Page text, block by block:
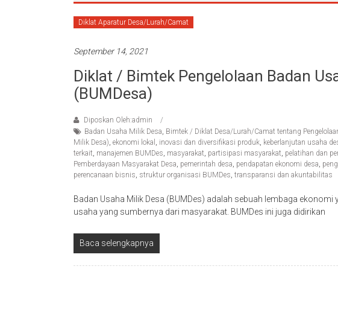
Diklat Aparatur Desa/Lurah/Camat
September 14, 2021
Diklat / Bimtek Pengelolaan Badan
(BUMDesa)
Diposkan Oleh:admin
Badan Usaha Milik Desa, Bimtek / Diklat Desa/Lurah/Camat tentang
Milik Desa), ekonomi lokal , inovasi dan diversifikasi produk, keberlanjutan usaha
terkait, manajemen BUMDes, masyarakat, partisipasi masyarakat, pelatihan dan
Pemberdayaan Masyarakat Desa, pemerintah desa, pendapatan ekonomi desa,
perencanaan bisnis, struktur organisasi BUMDes, transparansi dan akuntabilitas
Badan Usaha Milik Desa (BUMDes) adalah sebuah lembaga
usaha yang sumbernya dari masyarakat. BUMDes ini juga didirikan
Baca selengkapnya